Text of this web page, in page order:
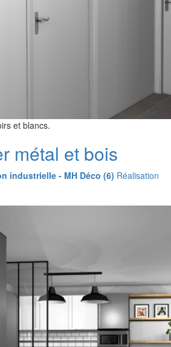
et blancs.
métal et bois
industrielle - MH Déco (6) Réalisation